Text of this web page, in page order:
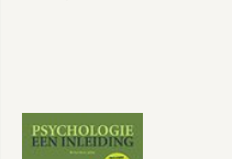
De blauwdruk van je leven 106
Ademwerk 109
IJsbaden 112